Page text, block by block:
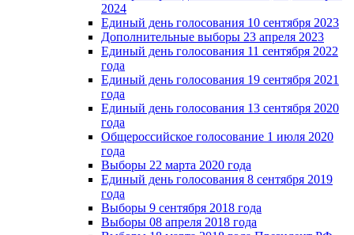
2024
Единый день голосования 10 сентября 2023
Дополнительные выборы 23 апреля 2023
Единый день голосования 11 сентября 2022
года
Единый день голосования 19 сентября 2021
года
Единый день голосования 13 сентября 2020
года
Общероссийское голосование 1 июля 2020
года
Выборы 22 марта 2020 года
Единый день голосования 8 сентября 2019
года
Выборы 9 сентября 2018 года
Выборы 08 апреля 2018 года